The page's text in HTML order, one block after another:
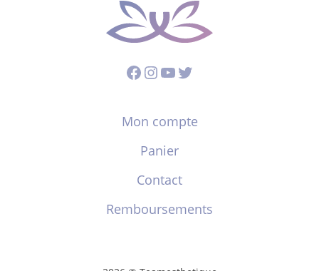
Facebook
Instagram
YouTube
Twitter
Mon compte
Panier
Contact
Remboursements